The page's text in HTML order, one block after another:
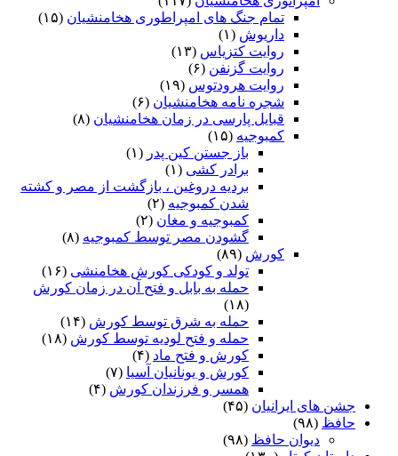
تمام جنگ های امپراطوری هخامنشیان (۱۵)
داریوش (۱)
روایت کتزیاس (۱۳)
روایت گزنفن (۶)
روایت هرودتوس (۱۹)
شجره نامه هخامنشیان (۶)
قبایل پارسی در زمان هخامنشیان (۸)
کمبوجیه (۱۵)
باز جستن کین پدر (۱)
برادر کشی (۱)
بردیه دروغین ، بازگشت از مصر و کشته
شدن کمبوجیه (۲)
کمبوجیه و مغان (۲)
گشودن مصر توسط کمبوجیه (۸)
کورش (۸۹)
تولد و کودکی کورش هخامنشی (۱۶)
حمله به بابل و فتح آن در زمان کورش
(۱۸)
حمله به شرق توسط کورش (۱۴)
حمله و فتح لودیه توسط کورش (۱۸)
کورش و فتح ماد (۴)
کورش و یونانیان آسیا (۷)
همسر و فرزندان کورش (۴)
جشن های ایرانیان (۴۵)
حافظ (۹۸)
دیوان حافظ (۹۸)